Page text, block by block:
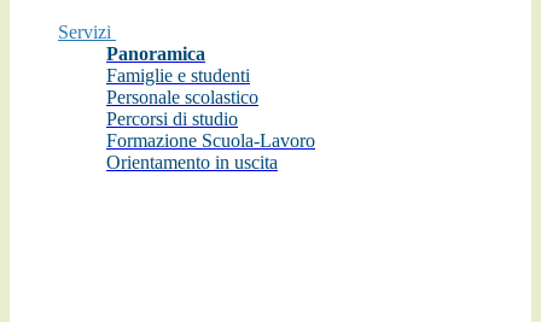
Servizi
Panoramica
Famiglie e studenti
Personale scolastico
Percorsi di studio
Formazione Scuola-Lavoro
Orientamento in uscita